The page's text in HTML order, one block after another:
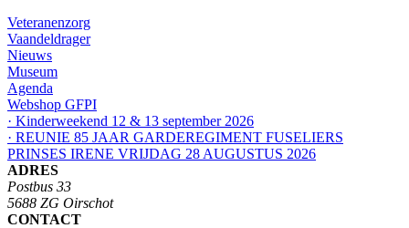
Veteranenzorg
Vaandeldrager
Nieuws
Museum
Agenda
Webshop GFPI
· Kinderweekend 12 & 13 september 2026
· REUNIE 85 JAAR GARDEREGIMENT FUSELIERS
PRINSES IRENE VRIJDAG 28 AUGUSTUS 2026
ADRES
Postbus 33
5688 ZG Oirschot
CONTACT